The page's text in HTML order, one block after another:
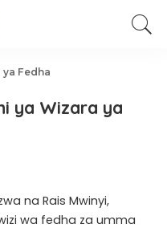
Fedha
ya Wizara ya
na Rais Mwinyi,
wa fedha za umma